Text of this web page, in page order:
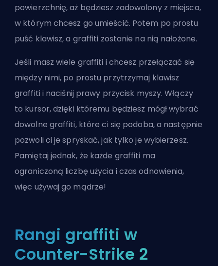
powierzchnię, aż będziesz zadowolony z miejsca,
w którym chcesz go umieścić. Potem po prostu
puść klawisz, a graffiti zostanie na nią nałożone.
Jeśli masz wiele graffiti i chcesz przełączać się
między nimi, po prostu przytrzymaj klawisz
graffiti i naciśnij prawy przycisk myszy. Włączy
to kursor, dzięki któremu będziesz mógł wybrać
dowolne graffiti, które ci się podoba, a następnie
pozwoli ci je spryskać, jak tylko je wybierzesz.
Pamiętaj jednak, że każde graffiti ma
ograniczoną liczbę użycia i czas odnowienia,
więc używaj go mądrze!
Rangi graffiti w
Counter-Strike 2